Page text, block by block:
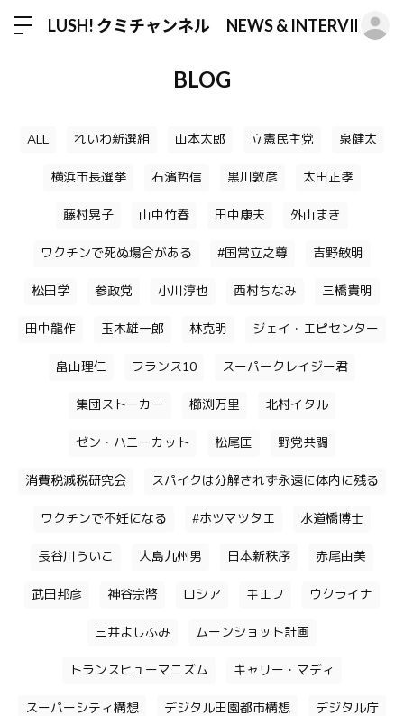
LUSH! クミチャンネル NEWS & INTERVIEW
BLOG
ALL れいわ新選組 山本太郎 立憲民主党 泉健太
横浜市長選挙 石濱哲信 黒川敦彦 太田正孝
藤村晃子 山中竹春 田中康夫 外山まき
ワクチンで死ぬ場合がある #国常立之尊 吉野敏明
松田学 参政党 小川淳也 西村ちなみ 三橋貴明
田中龍作 玉木雄一郎 林克明 ジェイ・エピセンター
畠山理仁 フランス10 スーパークレイジー君
集団ストーカー 櫛渕万里 北村イタル
ゼン・ハニーカット 松尾匡 野党共闘
消費税減税研究会 スパイクは分解されず永遠に体内に残る
ワクチンで不妊になる #ホツマツタエ 水道橋博士
長谷川ういこ 大島九州男 日本新秩序 赤尾由美
武田邦彦 神谷宗幣 ロシア キエフ ウクライナ
三井よしふみ ムーンショット計画
トランスヒューマニズム キャリー・マディ
スーパーシティ構想 デジタル田園都市構想 デジタル庁